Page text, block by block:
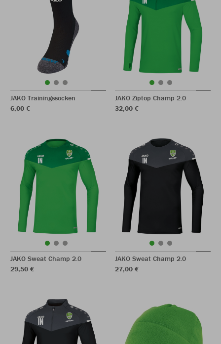
JAKO Trainingssocken
6,00 €
JAKO Ziptop Champ 2.0
32,00 €
JAKO Sweat Champ 2.0
29,50 €
JAKO Sweat Champ 2.0
27,00 €